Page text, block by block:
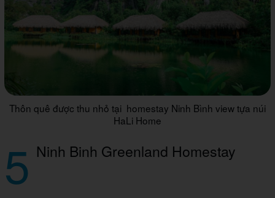
Thôn quê được thu nhỏ tại homestay Ninh Bình view tựa núi
HaLi Home
5 Ninh Binh Greenland Homestay